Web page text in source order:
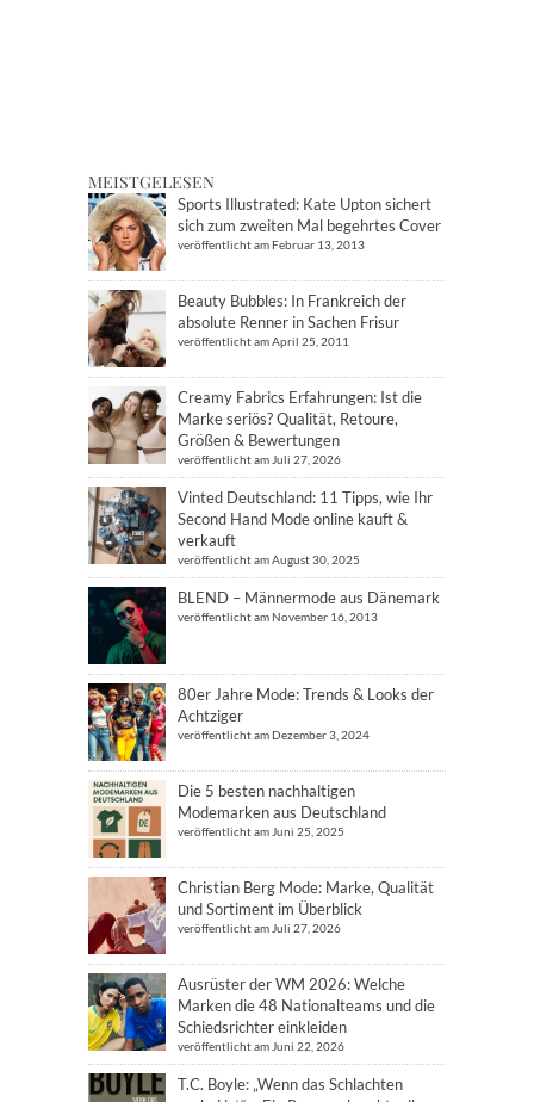
MEISTGELESEN
Sports Illustrated: Kate Upton sichert
sich zum zweiten Mal begehrtes Cover
veröffentlicht am Februar 13, 2013
Beauty Bubbles: In Frankreich der
absolute Renner in Sachen Frisur
veröffentlicht am April 25, 2011
Creamy Fabrics Erfahrungen: Ist die
Marke seriös? Qualität, Retoure,
Größen & Bewertungen
veröffentlicht am Juli 27, 2026
Vinted Deutschland: 11 Tipps, wie Ihr
Second Hand Mode online kauft &
verkauft
veröffentlicht am August 30, 2025
BLEND – Männermode aus Dänemark
veröffentlicht am November 16, 2013
80er Jahre Mode: Trends & Looks der
Achtziger
veröffentlicht am Dezember 3, 2024
Die 5 besten nachhaltigen
Modemarken aus Deutschland
veröffentlicht am Juni 25, 2025
Christian Berg Mode: Marke, Qualität
und Sortiment im Überblick
veröffentlicht am Juli 27, 2026
Ausrüster der WM 2026: Welche
Marken die 48 Nationalteams und die
Schiedsrichter einkleiden
veröffentlicht am Juni 22, 2026
T.C. Boyle: „Wenn das Schlachten